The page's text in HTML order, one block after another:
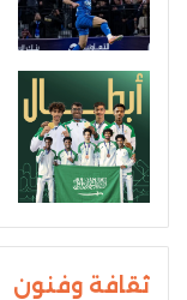
ثقافة وفنون